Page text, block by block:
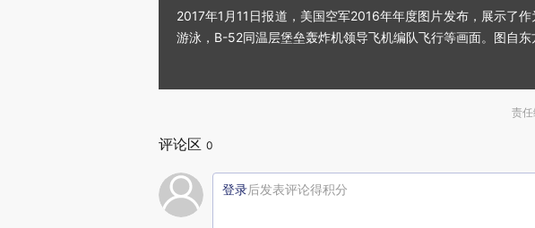
2017年1月11日报道，美国空军2016年年度图片发布，展示了
游泳，B-52同温层堡垒轰炸机领导飞机编队飞行等画面。图自东
责
评论区 0
登录后发表评论得积分